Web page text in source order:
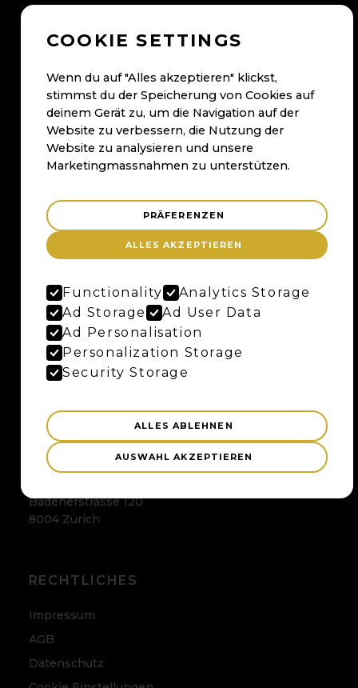
kontakt@maybaum.ch
Kontaktformular
BADEN
Maybaum AG
Bruggerstrasse 37
5400 Baden
Anfahrtsplan
Google Maps
BERN
Maybaum AG
Uferweg 15
ZÜRICH
Badenerstrasse 120
8004 Zürich
RECHTLICHES
Impressum
AGB
Datenschutz
COOKIE SETTINGS
Wenn du auf "Alles akzeptieren" klickst,
stimmst du der Speicherung von Cookies auf
deinem Gerät zu, um die Navigation auf der
Website zu verbessern, die Nutzung der
Website zu analysieren und unsere
Marketingmassnahmen zu unterstützen.
PRÄFERENZEN
ALLES AKZEPTIEREN
Functionality
Analytics Storage
Ad Storage
Ad User Data
Ad Personalisation
Personalization Storage
Security Storage
ALLES ABLEHNEN
AUSWAHL AKZEPTIEREN